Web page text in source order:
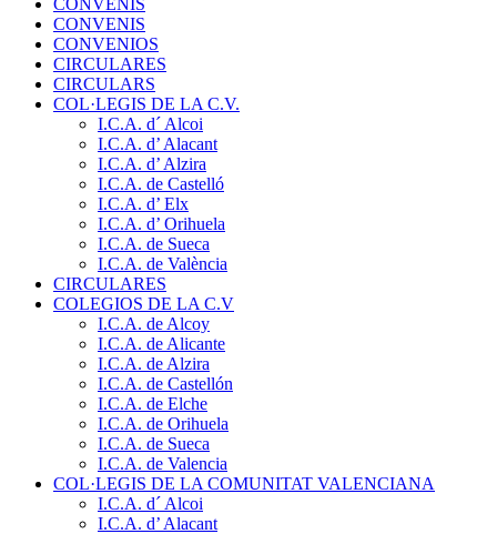
CONVENIS
CONVENIS
CONVENIOS
CIRCULARES
CIRCULARS
COL·LEGIS DE LA C.V.
I.C.A. d´ Alcoi
I.C.A. d’ Alacant
I.C.A. d’ Alzira
I.C.A. de Castelló
I.C.A. d’ Elx
I.C.A. d’ Orihuela
I.C.A. de Sueca
I.C.A. de València
CIRCULARES
COLEGIOS DE LA C.V
I.C.A. de Alcoy
I.C.A. de Alicante
I.C.A. de Alzira
I.C.A. de Castellón
I.C.A. de Elche
I.C.A. de Orihuela
I.C.A. de Sueca
I.C.A. de Valencia
COL·LEGIS DE LA COMUNITAT VALENCIANA
I.C.A. d´ Alcoi
I.C.A. d’ Alacant